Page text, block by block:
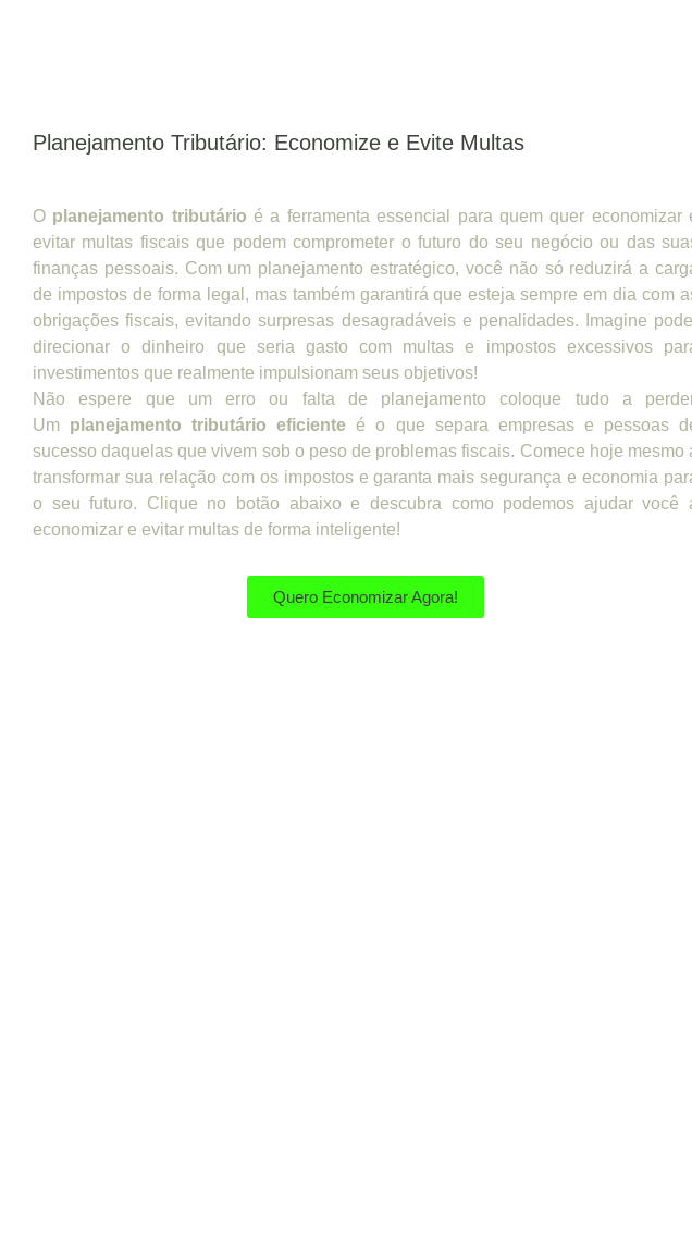
Planejamento Tributário: Economize e Evite Multas
O planejamento tributário é a ferramenta essencial para quem quer economizar
evitar multas fiscais que podem comprometer o futuro do seu negócio ou das
finanças pessoais. Com um planejamento estratégico, você não só reduzirá a
de impostos de forma legal, mas também garantirá que esteja sempre em dia com
obrigações fiscais, evitando surpresas desagradáveis e penalidades. Imagine
direcionar o dinheiro que seria gasto com multas e impostos excessivos
investimentos que realmente impulsionam seus objetivos!
Não espere que um erro ou falta de planejamento coloque tudo a
Um planejamento tributário eficiente é o que separa empresas e pessoas
sucesso daquelas que vivem sob o peso de problemas fiscais. Comece hoje mesmo
transformar sua relação com os impostos e garanta mais segurança e economia
o seu futuro. Clique no botão abaixo e descubra como podemos ajudar você
economizar e evitar multas de forma inteligente!
Quero Economizar Agora!